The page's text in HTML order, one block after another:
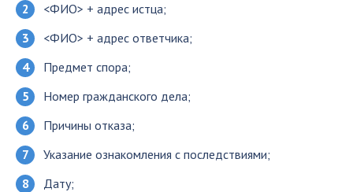
<ФИО> + адрес истца;
<ФИО> + адрес ответчика;
Предмет спора;
Номер гражданского дела;
Причины отказа;
Указание ознакомления с последствиями;
Дату;